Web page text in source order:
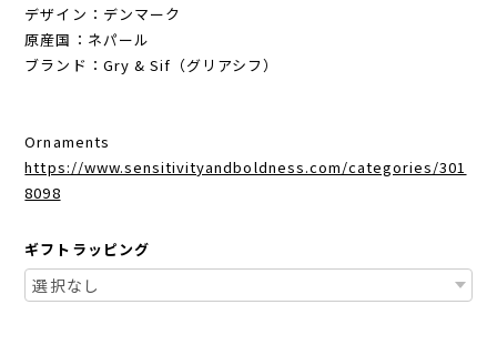
デザイン：デンマーク
原産国：ネパール
ブランド：Gry & Sif（グリアシフ）
Ornaments
https://www.sensitivityandboldness.com/categories/301
8098
ギフトラッピング